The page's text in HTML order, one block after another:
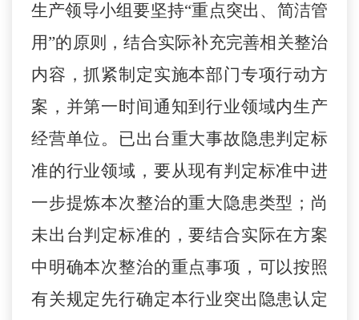
生产领导小组要坚持“重点突出、简洁管
用”的原则，结合实际补充完善相关整治
内容，抓紧制定实施本部门专项行动方
案，并第一时间通知到行业领域内生产
经营单位。已出台重大事故隐患判定标
准的行业领域，要从现有判定标准中进
一步提炼本次整治的重大隐患类型；尚
未出台判定标准的，要结合实际在方案
中明确本次整治的重点事项， 可以按照
有关规定先行确定本行业突出隐患认定